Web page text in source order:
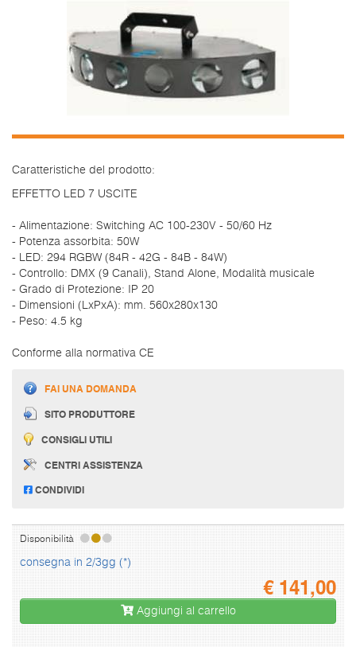
Caratteristiche del prodotto:
EFFETTO LED 7 USCITE
- Alimentazione: Switching AC 100-230V - 50/60 Hz
- Potenza assorbita: 50W
- LED: 294 RGBW (84R - 42G - 84B - 84W)
- Controllo: DMX (9 Canali), Stand Alone, Modalità musicale
- Grado di Protezione: IP 20
- Dimensioni (LxPxA): mm. 560x280x130
- Peso: 4.5 kg
Conforme alla normativa CE
FAI UNA DOMANDA
SITO PRODUTTORE
CONSIGLI UTILI
CENTRI ASSISTENZA
CONDIVIDI
Disponibilità
consegna in 2/3gg (*)
€141,00
Aggiungi al carrello